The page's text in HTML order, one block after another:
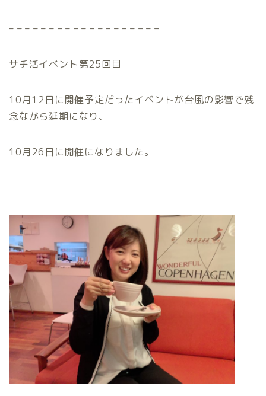
– – – – – – – – – – – – – – – – – – –
サチ活イベント第25回目
10月12日に開催予定だったイベントが台風の影響で残
念ながら延期になり、
10月26日に開催になりました。